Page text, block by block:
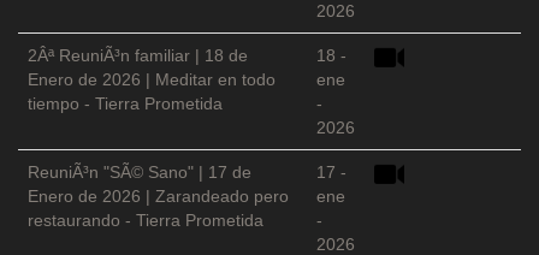
2026
2Âª ReuniÃ³n familiar | 18 de
Enero de 2026 | Meditar en todo
tiempo - Tierra Prometida
18 -
ene
-
2026
ReuniÃ³n "SÃ© Sano" | 17 de
Enero de 2026 | Zarandeado pero
restaurando - Tierra Prometida
17 -
ene
-
2026